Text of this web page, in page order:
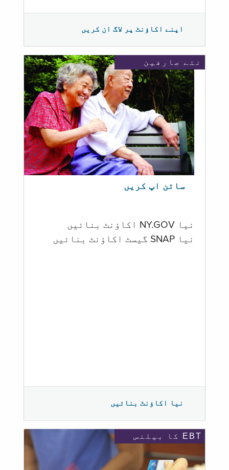
اپنے اکاؤنٹ پر لاگ ان کریں
نئے صارفین
سائن اپ کریں
نیا NY.GOV اکاؤنٹ بنائیں
نیا SNAP گیسٹ اکاؤنٹ بنائیں
نیا اکاؤنٹ بنائیں
EBT کا بیلنس